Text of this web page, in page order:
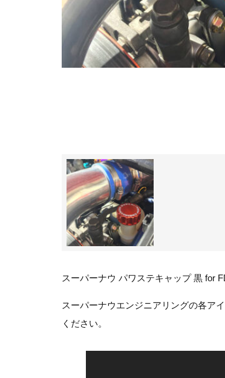
スーパーナウ パワステキャップ 黒 for
スーパーナウエンジニアリングの各ア
ください。